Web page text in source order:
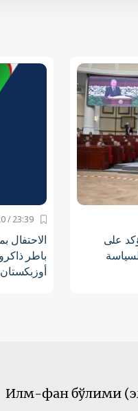
على
23:39 / 03.12.2020
باطر
أوزبكستان
Илм-фан бўлими